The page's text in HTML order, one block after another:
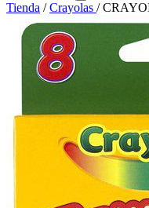
Tienda / Crayolas /